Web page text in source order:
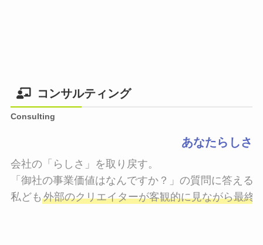
コンサルティング
Consulting
あなたらしさ
会社の「らしさ」を取り戻す。
「御社の事業価値はなんですか？」の質問に答える
私ども 外部のクリエイターが客観的に見ながら最終